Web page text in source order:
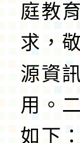
庭教
求，
源資
用。
如下